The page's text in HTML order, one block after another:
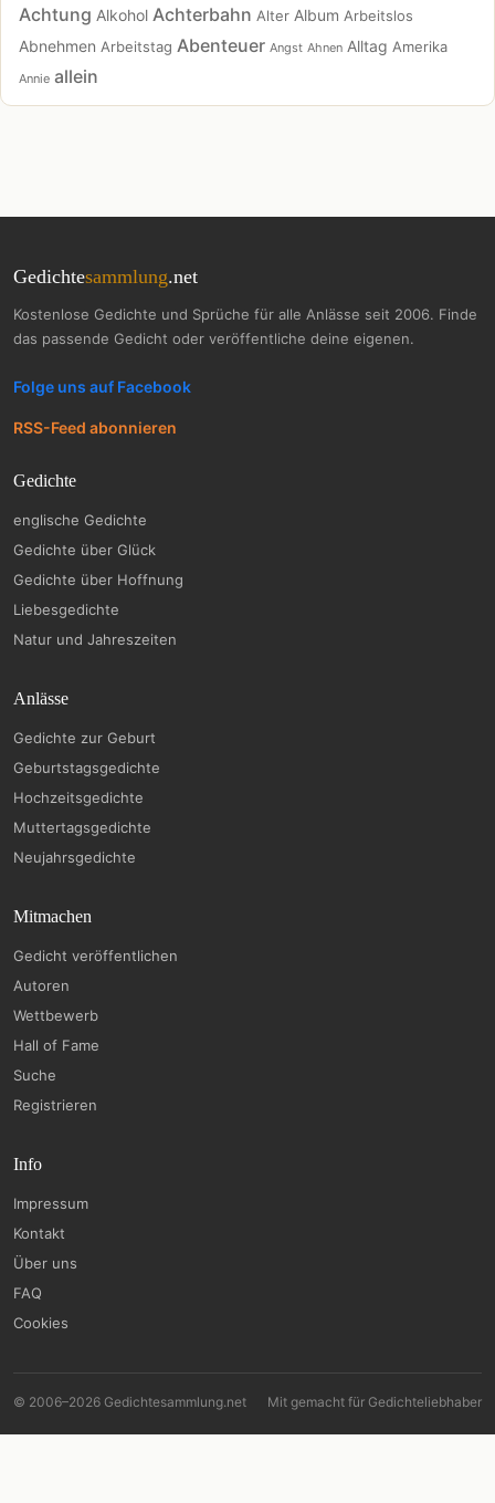
Achtung Alkohol Achterbahn Alter Album Arbeitslos
Abnehmen Arbeitstag Abenteuer Angst Ahnen Alltag Amerika
Annie allein
Gedichtesammlung.net
Kostenlose Gedichte und Sprüche für alle Anlässe seit 2006. Finde
das passende Gedicht oder veröffentliche deine eigenen.
Folge uns auf Facebook
RSS-Feed abonnieren
Gedichte
englische Gedichte
Gedichte über Glück
Gedichte über Hoffnung
Liebesgedichte
Natur und Jahreszeiten
Anlässe
Gedichte zur Geburt
Geburtstagsgedichte
Hochzeitsgedichte
Muttertagsgedichte
Neujahrsgedichte
Mitmachen
Gedicht veröffentlichen
Autoren
Wettbewerb
Hall of Fame
Suche
Registrieren
Info
Impressum
Kontakt
Über uns
FAQ
Cookies
© 2006–2026 Gedichtesammlung.net Mit gemacht für Gedichteliebhaber